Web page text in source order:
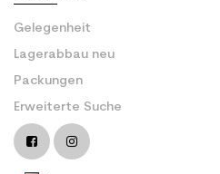
Gelegenheit
Lagerabbau neu
Packungen
Erweiterte Suche